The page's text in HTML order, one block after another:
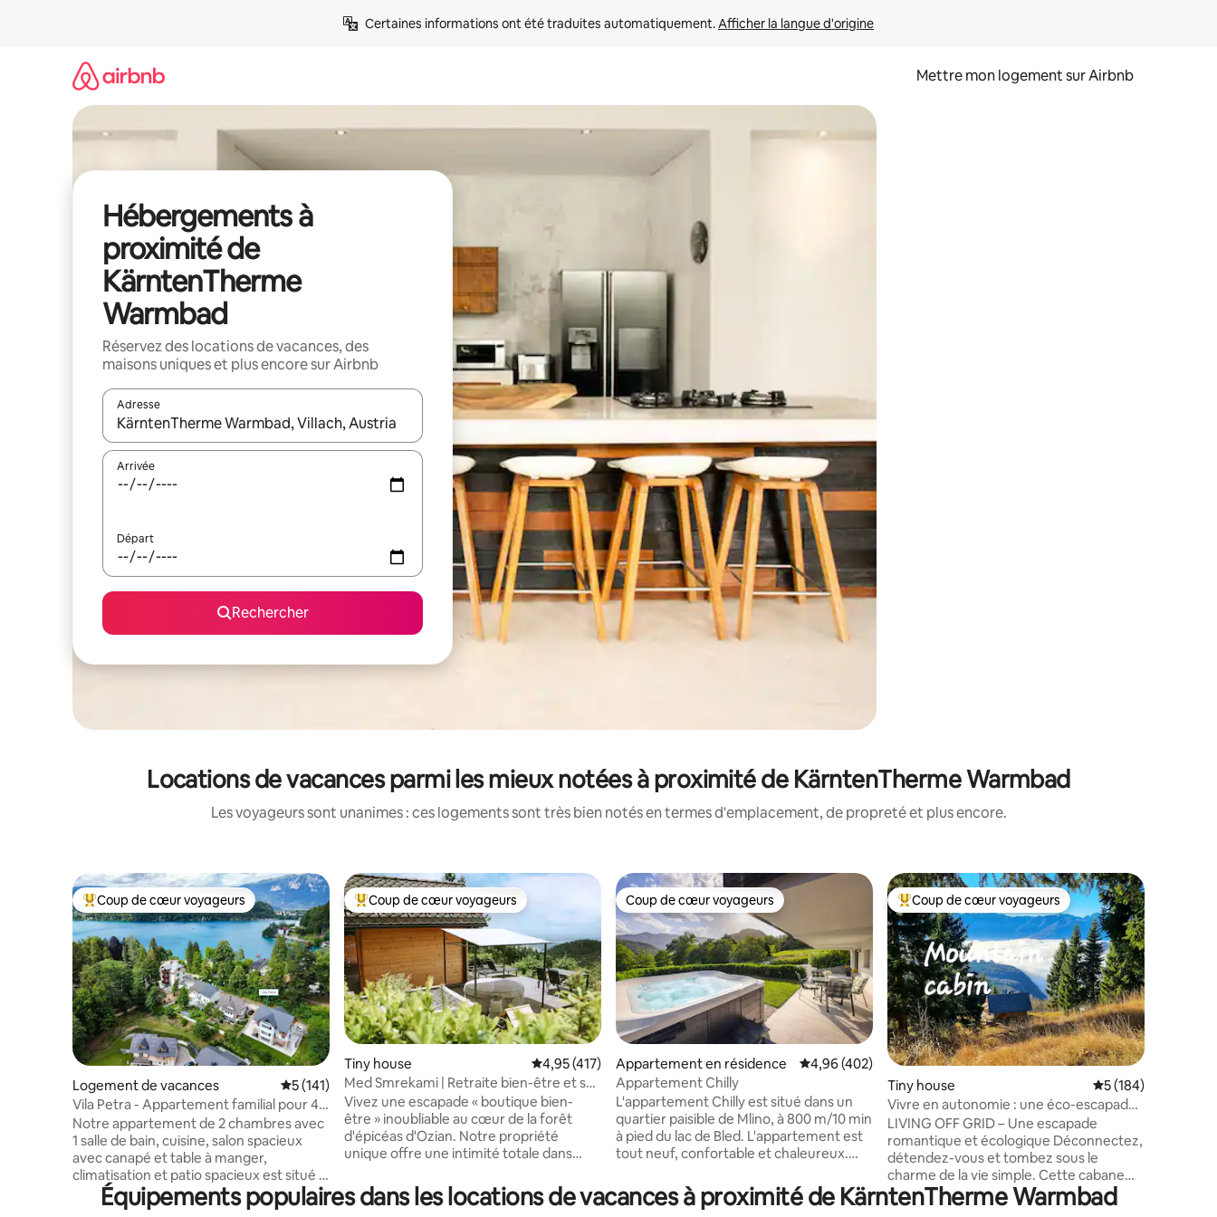
Certaines informations ont été traduites automatiquement. Afficher la langue d'origine
Mettre mon logement sur Airbnb
Hébergements à
proximité de
KärntenTherme
Warmbad
Réservez des locations de vacances, des
maisons uniques et plus encore sur Airbnb
Adresse
Lorsque les résultats s'affichent, utilisez les flèches vers le haut et vers le bas pour les parcourir ou en appuyant et en faisant glisser.
Arrivée
Départ
Rechercher
Locations de vacances parmi les mieux notées à proximité de KärntenTherme Warmbad
Les voyageurs sont unanimes : ces logements sont très bien notés en termes d'emplacement, de propreté et plus encore.
Coups de cœur voyageurs les plus appréciés
Coup de cœur voyageurs
Logement de vacances Évaluation moyenne sur la base de 141 commentaires : 5 sur 5
5 (141)
Vila Petra - Appartement familial pour 4
au lac de Bled
Notre appartement de 2 chambres avec
1 salle de bain, cuisine, salon spacieux
avec canapé et table à manger,
climatisation et patio spacieux est situé à
environ 100 mètres du lac de Bled (zone
de baignade). Il est situé dans un quartier
Coups de cœur voyageurs les plus appréciés
Coup de cœur voyageurs
Tiny house Évaluation moyenne sur la base de 417 commentaires : 4,95 sur 5
4,95 (417)
Med Smrekami | Retraite bien-être et spa
de charme
Vivez une escapade « boutique bien-
être » inoubliable au cœur de la forêt
d'épicéas d'Ozian. Notre propriété
unique offre une intimité totale dans
romantique avec vue panoramique, un
fauteuil de massage haut de gamme et
Coup de cœur voyageurs
Coup de cœur voyageurs
Appartement en résidence Évaluation moyenne sur la base de 402 commentaires : 4,96 sur 5
4,96 (402)
Appartement Chilly
L'appartement Chilly est situé dans un
quartier paisible de Mlino, à 800 m/10 min
à pied du lac de Bled. L'appartement est
tout neuf, confortable et chaleureux.
montagnes depuis la chambre et la
terrasse. Dans le jardin, vous disposerez
Coups de cœur voyageurs les plus appréciés
Coup de cœur voyageurs
Tiny house Évaluation
5 (184)
Vivre en autonomie : une éco-escapade
romantique pour les couples
LIVING OFF GRID – Une escapade
romantique et écologique Déconnectez,
détendez-vous et tombez sous le
charme de la vie simple. Cette cabane
artisanale, située sur 1,5 acre de terrain
privé, vous invite à ralentir. Découvrez le
Équipements populaires dans les locations de vacances à proximité de KärntenTherme Warmbad